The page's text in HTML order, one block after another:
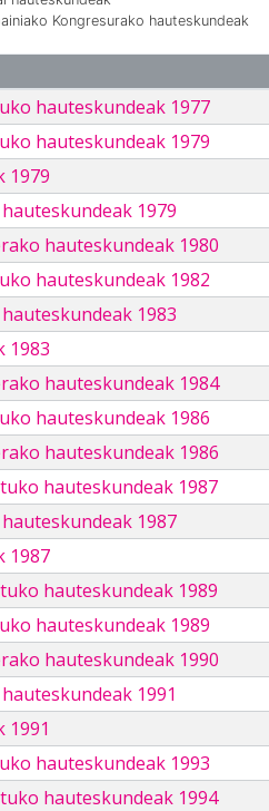
Kongresurako hauteskundeak
hauteskundeak 1977
hauteskundeak 1979
1979
1979
hauteskundeak 1980
hauteskundeak 1982
1983
1983
hauteskundeak 1984
hauteskundeak 1986
hauteskundeak 1986
hauteskundeak 1987
1987
1987
hauteskundeak 1989
hauteskundeak 1989
hauteskundeak 1990
1991
1991
hauteskundeak 1993
hauteskundeak 1994